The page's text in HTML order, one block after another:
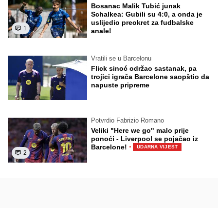
1
Bosanac Malik Tubić junak
Schalkea: Gubili su 4:0, a onda je
uslijedio preokret za fudbalske
anale!
Vratili se u Barcelonu
Flick sinoć održao sastanak, pa
trojici igrača Barcelone saopštio da
napuste pripreme
2
Potvrdio Fabrizio Romano
Veliki "Here we go" malo prije
ponoći - Liverpool se pojačao iz
Barcelone! · UDARNA VIJEST